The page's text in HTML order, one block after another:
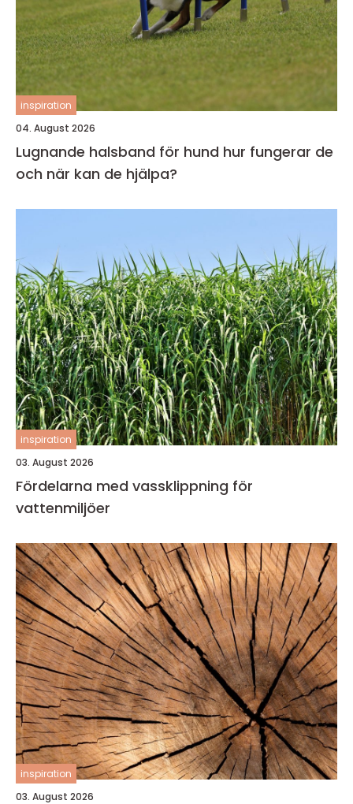
inspiration
04. August 2026
Lugnande halsband för hund hur fungerar de
och när kan de hjälpa?
inspiration
03. August 2026
Fördelarna med vassklippning för
vattenmiljöer
inspiration
03. August 2026